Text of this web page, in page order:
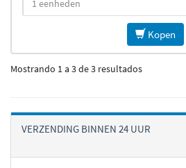
Kopen
Mostrando 1 a 3 de 3 resultados
VERZENDING BINNEN 24 UUR